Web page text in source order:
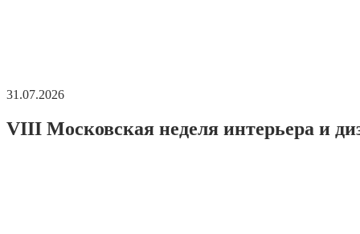
31.07.2026
VIII Московская неделя интерьера и